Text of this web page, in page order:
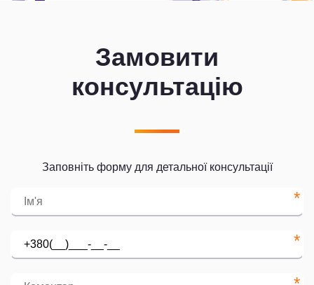
Замовити
консультацію
Заповніть форму для детальної консультації
*
*